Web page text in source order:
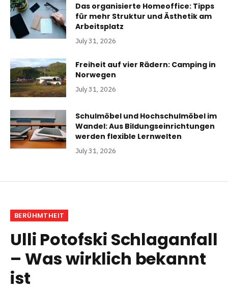
Das organisierte Homeoffice: Tipps
für mehr Struktur und Ästhetik am
Arbeitsplatz
July 31, 2026
Freiheit auf vier Rädern: Camping in
Norwegen
July 31, 2026
Schulmöbel und Hochschulmöbel im
Wandel: Aus Bildungseinrichtungen
werden flexible Lernwelten
July 31, 2026
BERÜHMTHEIT
Ulli Potofski Schlaganfall
– Was wirklich bekannt
ist